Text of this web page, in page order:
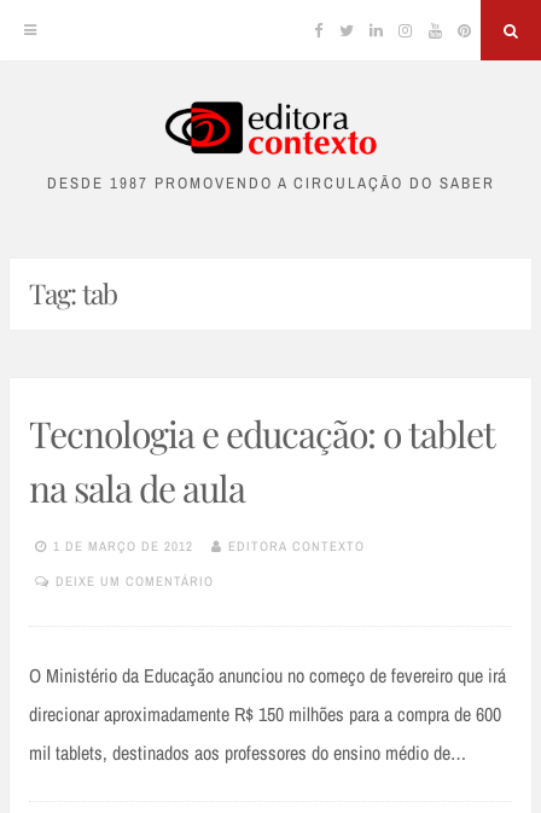
content
Facebook
TwitterLinkedinInstagram
YouTubePinterest
DESDE 1987 PROMOVENDO A CIRCULAÇÃO DO SABER
Tag:tab
Tecnologia e educação: o tablet
na sala de aula
1 DE MARÇO DE 2012 EDITORA CONTEXTO
DEIXE UM COMENTÁRIO
O Ministério da Educação anunciou no começo de fevereiro que irá
direcionar aproximadamente R$ 150 milhões para a compra de 600
mil tablets, destinados aos professores do ensino médio de…